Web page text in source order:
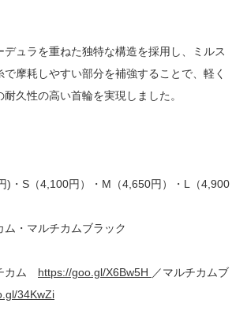
デュラを重ねた独特な構造を採用し、ミルス
摩耗しやすい部分を補強することで、軽く
久性の高い首輪を実現しました。
) ・ S （4,100円）・ M （4,650円）・ L （4,900
ム・マルチカムブラック
カム https://goo.gl/X6Bw5H ／マルチカムブ
34KwZi